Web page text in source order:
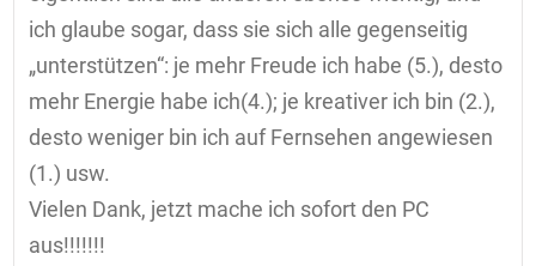
ich glaube sogar, dass sie sich alle gegenseitig
„unterstützen“: je mehr Freude ich habe (5.), desto
mehr Energie habe ich(4.); je kreativer ich bin (2.),
desto weniger bin ich auf Fernsehen angewiesen
(1.) usw.
Vielen Dank, jetzt mache ich sofort den PC
aus!!!!!!!